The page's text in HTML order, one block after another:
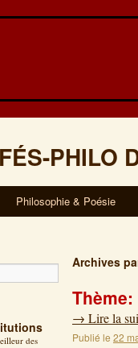
PHILO
Philosophie & Poésie
des
Archives
→ Lire la
Publié le 22